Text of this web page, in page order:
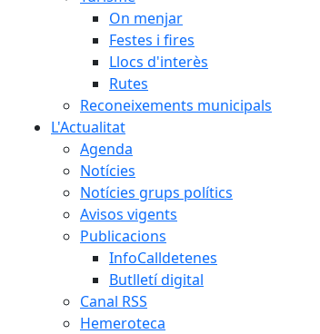
On menjar
Festes i fires
Llocs d'interès
Rutes
Reconeixements municipals
L'Actualitat
Agenda
Notícies
Notícies grups polítics
Avisos vigents
Publicacions
InfoCalldetenes
Butlletí digital
Canal RSS
Hemeroteca